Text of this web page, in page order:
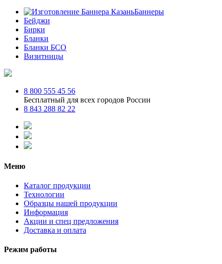
Баннеры
Бейджи
Бирки
Бланки
Бланки БСО
Визитницы
8 800 555 45 56
Бесплатный для всех городов России
8 843 288 82 22
Меню
Каталог продукции
Технологии
Образцы нашей продукции
Информация
Акции и спец предложения
Доставка и оплата
Режим работы